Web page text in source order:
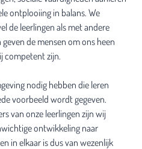
ontplooiing in balans. We
de leerlingen als met andere
de mensen om ons heen
competent zijn.
nodig hebben die leren
voorbeeld wordt gegeven.
van onze leerlingen zijn wij
ontwikkeling naar
in elkaar is dus van wezenlijk